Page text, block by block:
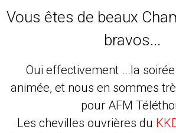
Vous êtes de beaux
bravos...
Oui effectivement ...la
animée, et nous en sommes
pour AFM
Les chevilles ouvrières du